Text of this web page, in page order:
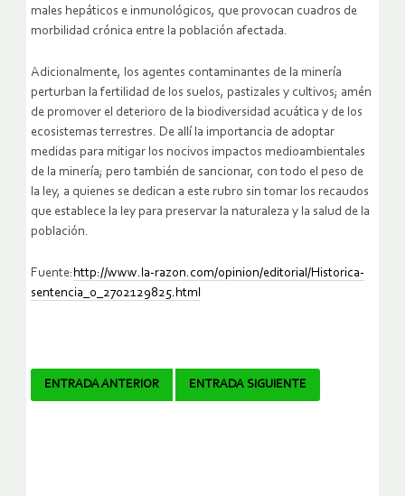
males hepáticos e inmunológicos, que provocan cuadros de
morbilidad crónica entre la población afectada.
Adicionalmente, los agentes contaminantes de la minería
perturban la fertilidad de los suelos, pastizales y cultivos; amén
de promover el deterioro de la biodiversidad acuática y de los
ecosistemas terrestres. De allí la importancia de adoptar
medidas para mitigar los nocivos impactos medioambientales
de la minería; pero también de sancionar, con todo el peso de
la ley, a quienes se dedican a este rubro sin tomar los recaudos
que establece la ley para preservar la naturaleza y la salud de la
población.
Fuente: http://www.la-razon.com/opinion/editorial/Historica-
sentencia_0_2702129825.html
Navegador
ENTRADA ANTERIOR ENTRADA SIGUIENTE